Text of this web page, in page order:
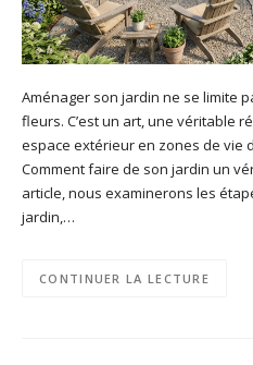
Aménager son jardin ne se limite
fleurs. C’est un art, une véritable
espace extérieur en zones de vie
Comment faire de son jardin un
article, nous examinerons les
jardin,…
CONTINUER LA LECTURE